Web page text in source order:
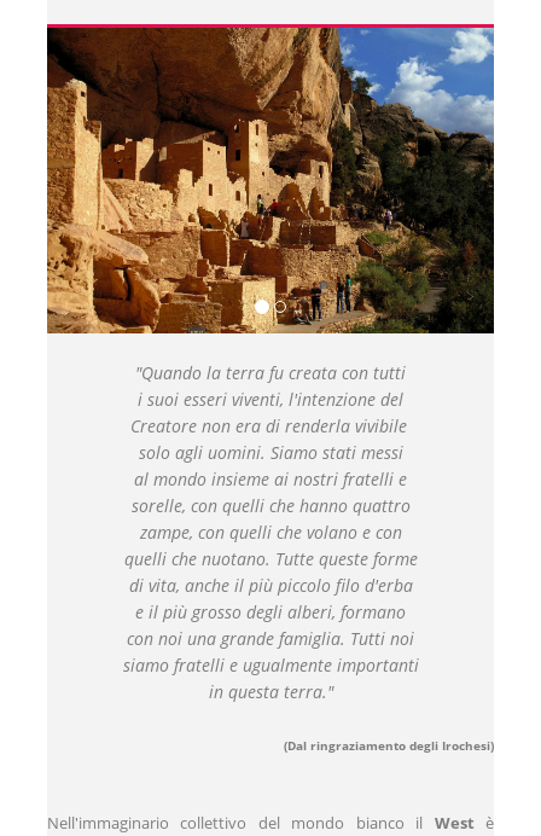
"Quando la terra fu creata con tutti
i suoi esseri viventi, l'intenzione del
Creatore non era di renderla vivibile
solo agli uomini. Siamo stati messi
al mondo insieme ai nostri fratelli e
sorelle, con quelli che hanno quattro
zampe, con quelli che volano e con
quelli che nuotano. Tutte queste forme
di vita, anche il più piccolo filo d'erba
e il più grosso degli alberi, formano
con noi una grande famiglia. Tutti noi
siamo fratelli e ugualmente importanti
in questa terra."
(Dal ringraziamento degli Irochesi)
Nell'immaginario collettivo del mondo bianco il West è